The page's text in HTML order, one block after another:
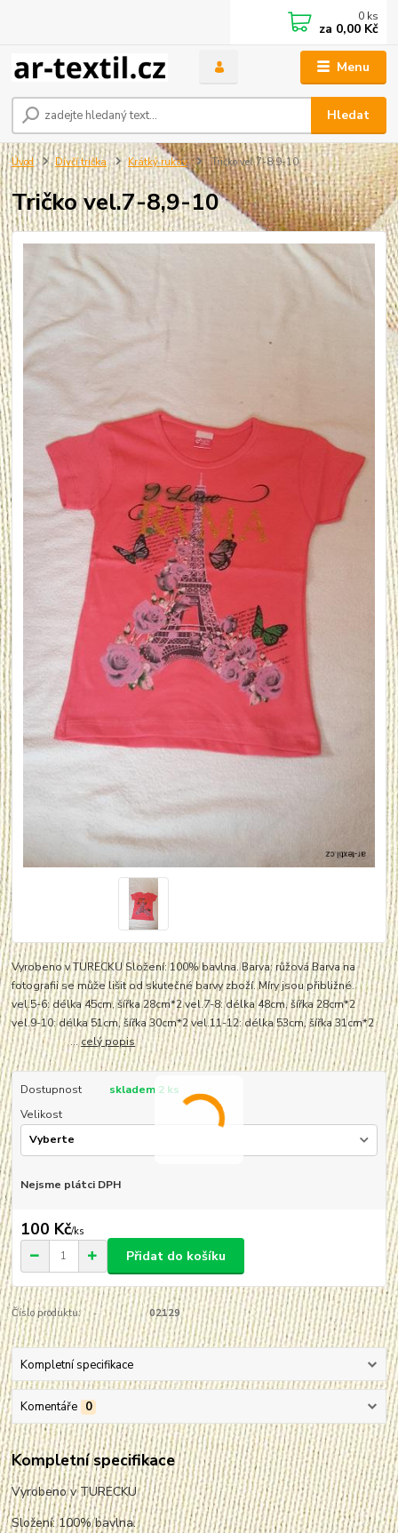
Menu
Hledat
0 ks
za 0,00 Kč
Úvod Dívčí trička Krátký rukáv Tričko vel.7-8,9-10
Tričko vel.7-8,9-10
Vyrobeno v TURECKU Složení: 100% bavlna. Barva: růžová Barva na
fotografii se může lišit od skutečné barvy zboží. Míry jsou přibližné.
vel.5-6: délka 45cm, šířka 28cm*2 vel.7-8: délka 48cm, šířka 28cm*2
vel.9-10: délka 51cm, šířka 30cm*2 vel.11-12: délka 53cm, šířka 31cm*2
...celý popis
Dostupnost
skladem 2 ks
Velikost
Nejsme plátci DPH
100 Kč/ks
Přidat do košíku
Číslo produktu: 02129
Kompletní specifikace
Komentáře 0
Kompletní specifikace
Vyrobeno v TURECKU
Složení: 100% bavlna.